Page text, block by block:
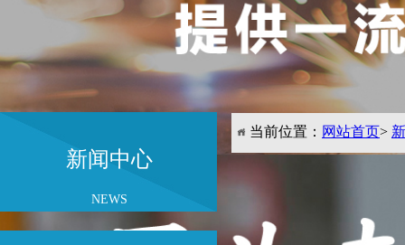
当前位置： 网站首页>
点击数: 41685 作者:未
新闻中心
NEWS